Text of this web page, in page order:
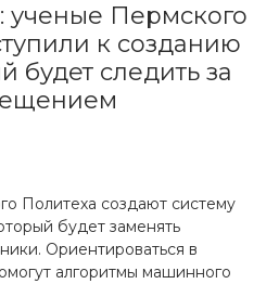
ученые Пермского
к созданию
будет следить за
Политеха создают систему
будет заменять
Ориентироваться в
алгоритмы машинного